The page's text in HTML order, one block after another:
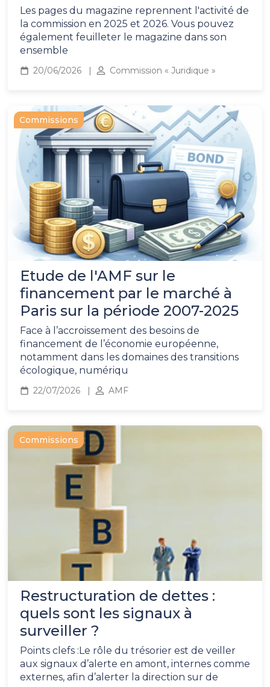
Les pages du magazine reprennent l'activité de
la commission en 2025 et 2026. Vous pouvez
également feuilleter le magazine dans son
ensemble
20/06/2026 Commission « Juridique »
Commissions
Etude de l'AMF sur le
financement par le marché à
Paris sur la période 2007-2025
Face à l’accroissement des besoins de
financement de l’économie européenne,
notamment dans les domaines des transitions
écologique, numériqu
22/07/2026 AMF
Commissions
Restructuration de dettes :
quels sont les signaux à
surveiller ?
Points clefs :Le rôle du trésorier est de veiller
aux signaux d’alerte en amont, internes comme
externes, afin d’alerter la direction sur de